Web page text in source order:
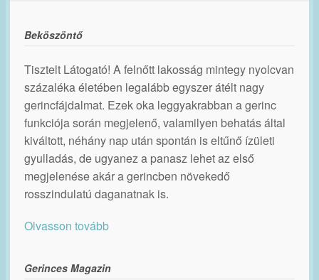
Beköszöntő
Tisztelt Látogató! A felnőtt lakosság mintegy nyolcvan
százaléka életében legalább egyszer átélt nagy
gerincfájdalmat. Ezek oka leggyakrabban a gerinc
funkciója során megjelenő, valamilyen behatás által
kiváltott, néhány nap után spontán is eltűnő ízületi
gyulladás, de ugyanez a panasz lehet az első
megjelenése akár a gerincben növekedő
rosszindulatú daganatnak is.
Olvasson tovább
Gerinces Magazin